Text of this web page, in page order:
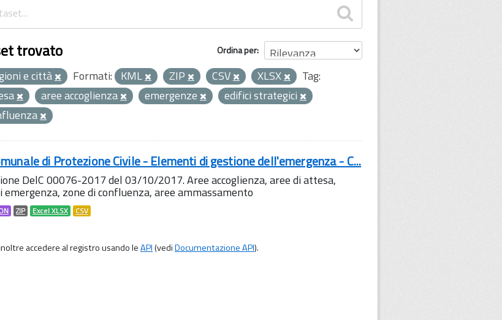
Ordina per
trovato
e città Formati: KML ZIP CSV XLSX
Tag:
aree accoglienza emergenze
edifici strategici
di Protezione Civile - Elementi di gestione dell'emergenza - C...
DelC 00076-2017 del 03/10/2017. Aree accoglienza, aree di attesa,
zone di confluenza, aree ammassamento
ZIP Excel XLSX CSV
accedere al registro usando leAPI(vediDocumentazione API).